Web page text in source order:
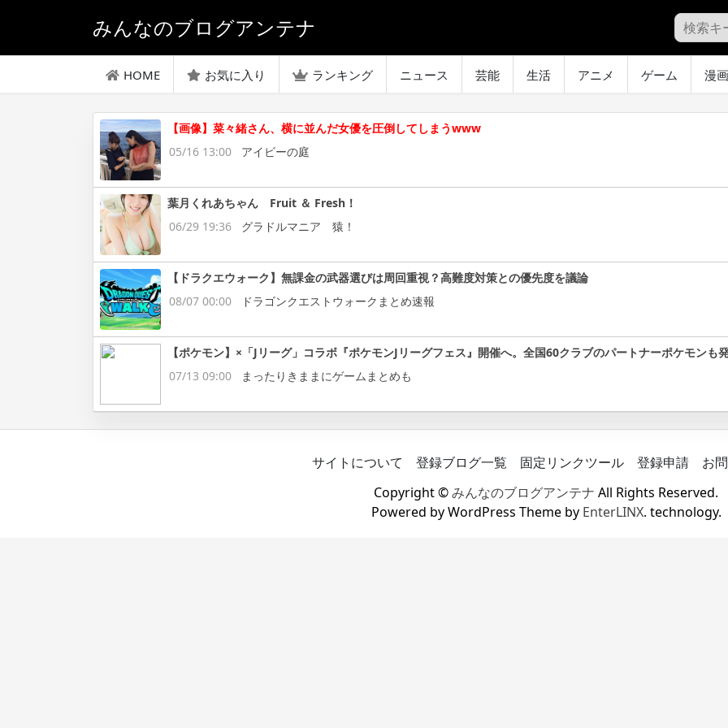
みんなのブログアンテナ
HOME お気に入り ランキング ニュース 芸能 生活 アニメ ゲーム 漫画
【画像】菜々緒さん、横に並んだ女優を圧倒してしまうwww
05/16 13:00
アイビーの庭
葉月くれあちゃん Fruit ＆ Fresh！
06/29 19:36
グラドルマニア 猿！
【ドラクエウォーク】無課金の武器選びは周回重視？高難度対策との優先度を議論
08/07 00:00
ドラゴンクエストウォークまとめ速報
【ポケモン】×「Jリーグ」コラボ『ポケモンJリーグフェス』開催へ。全国60クラブのパートナーポケモンも
07/13 09:00
まったりきままにゲームまとめも
サイトについて 登録ブログ一覧 固定リンクツール 登録申請
お
Copyright ©みんなのブログアンテナ All Rights Reserved.
Powered by WordPress Theme by EnterLINX. technology.